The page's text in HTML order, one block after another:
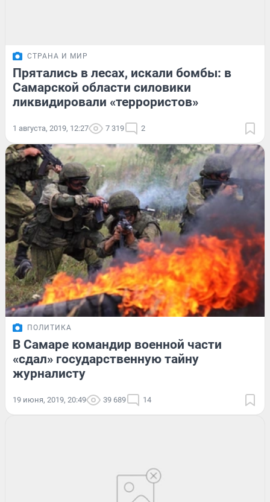
СТРАНА И МИР
Прятались в лесах, искали бомбы: в
Самарской области силовики
ликвидировали «террористов»
1 августа, 2019, 12:27 7 319 2
ПОЛИТИКА
В Самаре командир военной части
«сдал» государственную тайну
журналисту
19 июня, 2019, 20:49 39 689 14